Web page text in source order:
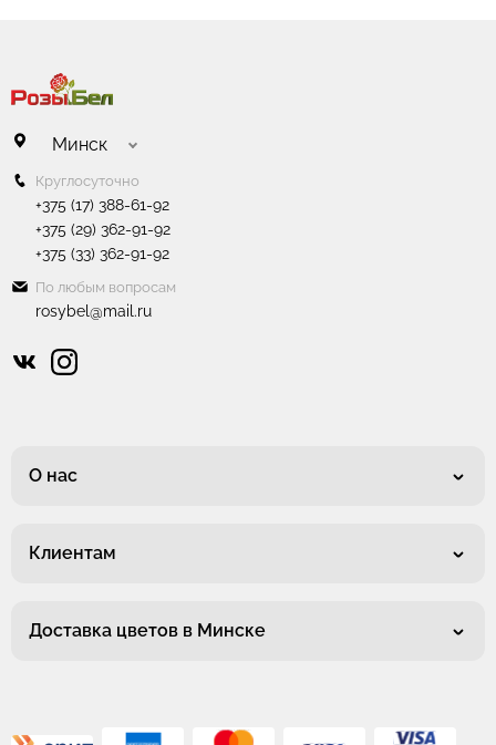
Минск
Круглосуточно
+375 (17) 388-61-92
+375 (29) 362-91-92
+375 (33) 362-91-92
По любым вопросам
rosybel@mail.ru
О нас
Клиентам
Доставка цветов в Минске